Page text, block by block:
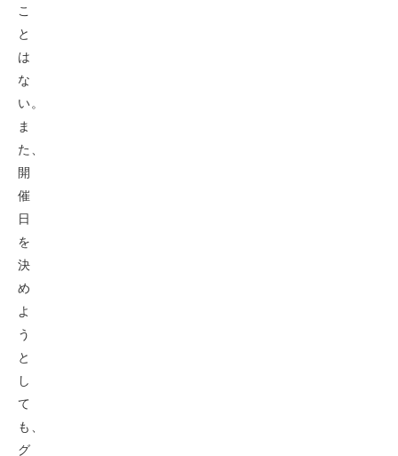
こ
と
は
な
い。
ま
た、
開
催
日
を
決
め
よ
う
と
し
て
も、
グ